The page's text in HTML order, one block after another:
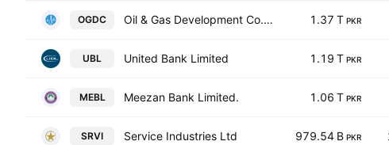
OGDC Oil & Gas Development Co. Ltd. 1.37 T PKR
UBL United Bank Limited 1.19 T PKR
MEBL Meezan Bank Limited. 1.06 T PKR
SRVI Service Industries Ltd 979.54 B PKR